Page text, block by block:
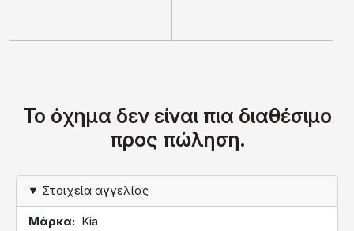
Το όχημα δεν είναι πια διαθέσιμο
προς πώληση.
Στοιχεία αγγελίας
Μάρκα Kia